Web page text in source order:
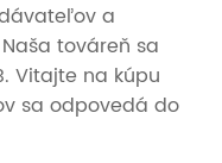
a
továreň sa
Vitajte na kúpu
sa odpovedá do